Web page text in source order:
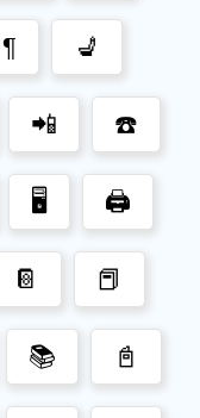
¶ 💺
📲 ☎️
🖥️ 🖨️
📔 📕
📚 📓